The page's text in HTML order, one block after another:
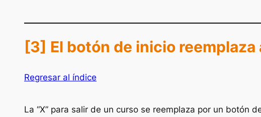
[3] El botón de inicio reemplaza
Regresar al índice
La “X” para salir de un curso se reemplaza por un botón